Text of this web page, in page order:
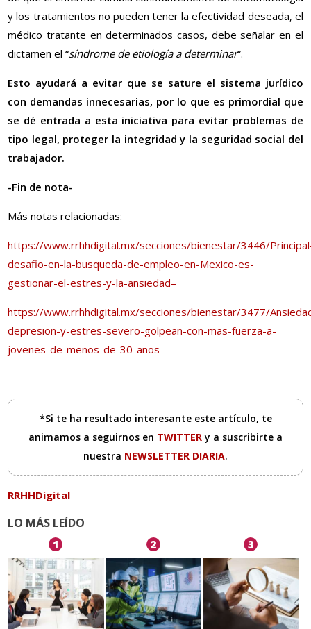
y los tratamientos no pueden tener la efectividad deseada, el
médico tratante en determinados casos, debe señalar en el
dictamen el “síndrome de etiología a determinar”.
Esto ayudará a evitar que se sature el sistema jurídico
con demandas innecesarias, por lo que es primordial que
se dé entrada a esta iniciativa para evitar problemas de
tipo legal, proteger la integridad y la seguridad social del
trabajador.
-Fin de nota-
Más notas relacionadas:
https://www.rrhhdigital.mx/secciones/bienestar/3446/
desafio-en-la-busqueda-de-empleo-en-Mexico-es-
gestionar-el-estres-y-la-ansiedad–
https://www.rrhhdigital.mx/secciones/bienestar/3477/
depresion-y-estres-severo-golpean-con-mas-fuerza-a-
jovenes-de-menos-de-30-anos
*Si te ha resultado interesante este artículo, te
animamos a seguirnos en TWITTERy a suscribirte a
nuestra NEWSLETTER DIARIA.
RRHHDigital
LO MÁS LEÍDO
1 2 3